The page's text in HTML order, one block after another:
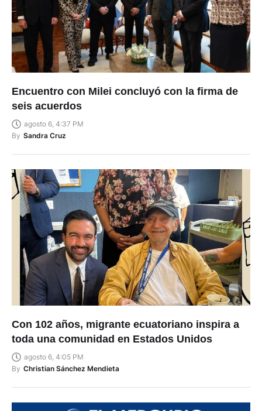
Encuentro con Milei concluyó con la firma de
seis acuerdos
agosto 6, 4:37 PM
By Sandra Cruz
Con 102 años, migrante ecuatoriano inspira a
toda una comunidad en Estados Unidos
agosto 6, 4:05 PM
By Christian Sánchez Mendieta